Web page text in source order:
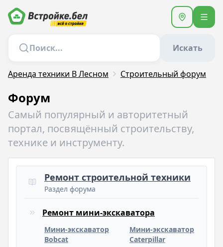
Искать
Аренда техники В Лесном Строительный форум
Форум
Самый популярный и авторитетный
портал, посвящённый строительству,
технике и инструменту.
Ремонт строительной техники
Раздел форума
Ремонт мини-экскаватора
Мини-экскаватор
Bobcat
Мини-экскаватор
Caterpillar